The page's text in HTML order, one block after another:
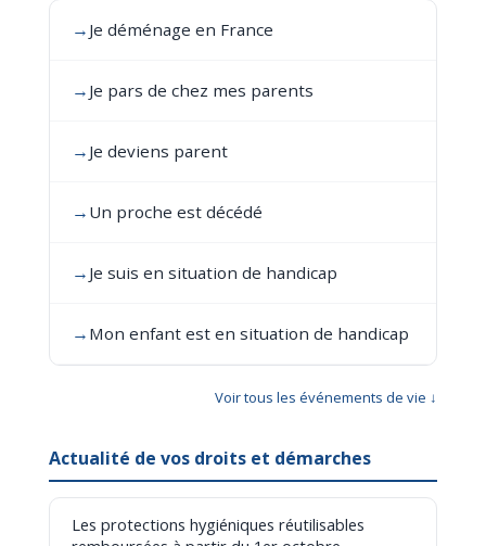
→ Je déménage en France
→ Je pars de chez mes parents
→ Je deviens parent
→ Un proche est décédé
→ Je suis en situation de handicap
→ Mon enfant est en situation de handicap
Voir tous les événements de vie ↓
Actualité de vos droits et démarches
Les protections hygiéniques réutilisables